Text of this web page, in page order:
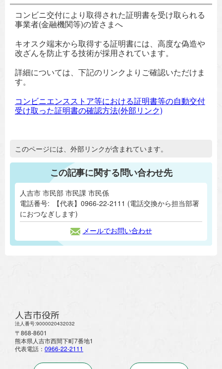
コンビニ交付により取得された証明書を受け取られる
事業者(金融機関等)の皆さまへ
キオスク端末から取得する証明書には、高度な偽造や
改ざんを防止する技術が採用されています。
詳細については、下記のリンクよりご確認いただけま
す。
コンビニエンスストア等における証明書等の自動交付
受け取った証明書の確認方法(外部リンク)
追加情報：外部リンク
このページには、外部リンクが含まれています。
この記事に関する問い合わせ先
人吉市 市民部 市民課 市民係
電話番号:
【代表】0966-22-2111 (電話交換から担当部署
におつなぎします)
メールでお問い合わせ
人吉市役所
法人番号:9000020432032
〒868-8601
熊本県人吉市西間下町7番地1
代表電話： 0966-22-2111